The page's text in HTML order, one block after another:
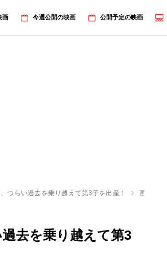
画 今週公開の映画 公開予定の映画
つらい過去を乗り越えて第3子を出産！ 画像7/9
去を乗り越えて第3